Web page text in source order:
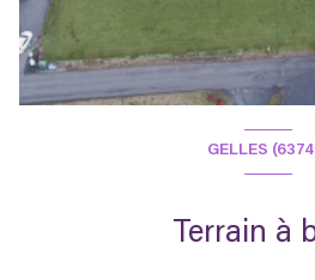
GELLES
Terrain à